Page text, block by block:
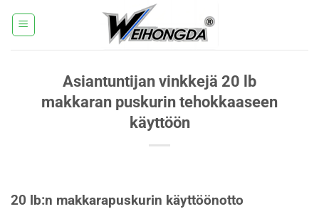
sisältöön
Asiantuntijan vinkkejä 20 lb
makkaran puskurin tehokkaaseen
käyttöön
20 lb:n makkarapuskurin käyttöönotto